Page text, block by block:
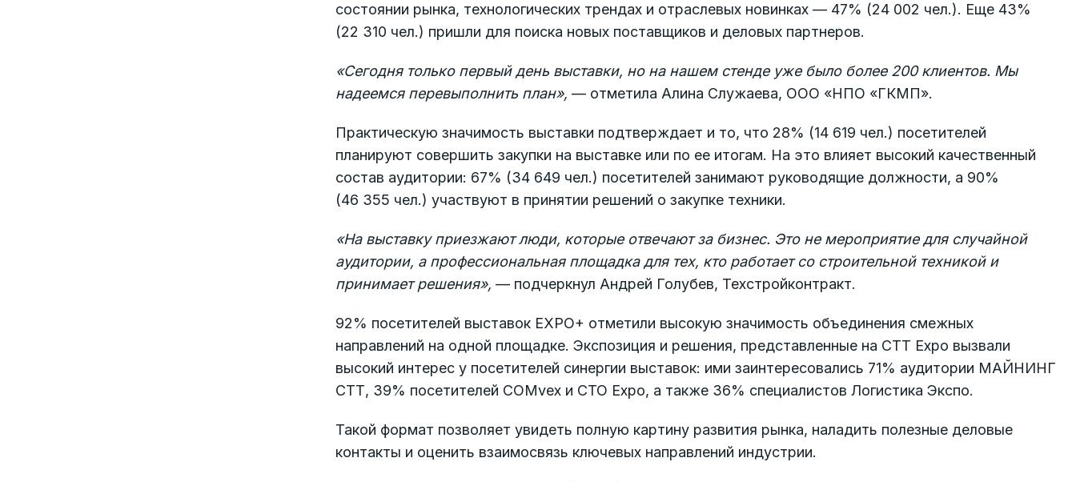
состоянии рынка, технологических трендах и отраслевых новинках — 47% (24 002 чел.). Еще 43%
(22 310 чел.) пришли для поиска новых поставщиков и деловых партнеров.
«Сегодня только первый день выставки, но на нашем стенде уже было более 200 клиентов. Мы
надеемся перевыполнить план», — отметила Алина Служаева, ООО «НПО «ГКМП».
Практическую значимость выставки подтверждает и то, что 28% (14 619 чел.) посетителей
планируют совершить закупки на выставке или по ее итогам. На это влияет высокий качественный
состав аудитории: 67% (34 649 чел.) посетителей занимают руководящие должности, а 90%
(46 355 чел.) участвуют в принятии решений о закупке техники.
«На выставку приезжают люди, которые отвечают за бизнес. Это не мероприятие для случайной
аудитории, а профессиональная площадка для тех, кто работает со строительной техникой и
принимает решения», — подчеркнул Андрей Голубев, Техстройконтракт.
92% посетителей выставок EXPO+ отметили высокую значимость объединения смежных
направлений на одной площадке. Экспозиция и решения, представленные на CTT Expo вызвали
высокий интерес у посетителей синергии выставок: ими заинтересовались 71% аудитории МАЙНИНГ
СТТ, 39% посетителей COMvex и CTO Expo, а также 36% специалистов Логистика Экспо.
Такой формат позволяет увидеть полную картину развития рынка, наладить полезные деловые
контакты и оценить взаимосвязь ключевых направлений индустрии.